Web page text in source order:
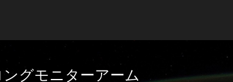
ングモニターアーム